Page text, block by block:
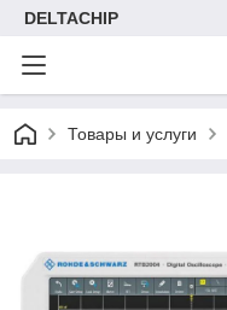
DELTACHIP
Товары и услуги